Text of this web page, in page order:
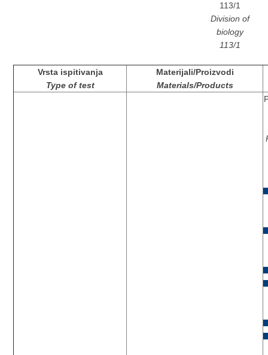
113/1
Division of
biology
113/1
Vrsta ispitivanja
Type of test
Materijali/Proizvodi
Materials/Products